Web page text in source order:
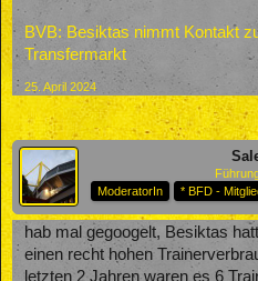
BVB: Besiktas nimmt Kontakt
Transfermarkt
25. April 2024
ModeratorIn
* BFD -
hab mal gegoogelt, Besiktas
einen recht hohen
letzten 2 Jahren waren es 6